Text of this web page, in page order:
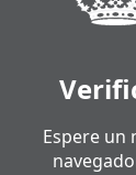
Espere un